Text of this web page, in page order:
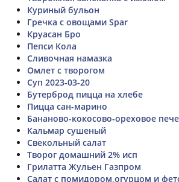
Куриный бульон
Гречка с овощами Spar
Круасан Бро
Пепси Кола
Сливочная намазка
Омлет с творогом
Суп 2023-03-20
Бутерброд пицца на хлебе
Пицца сан-марино
Бананово-кокосово-ореховое
Кальмар сушеный
Свекольный салат
Творог домашний 2% исп
Грилатта Жульен Газпром
Салат с помидором,огурцом и